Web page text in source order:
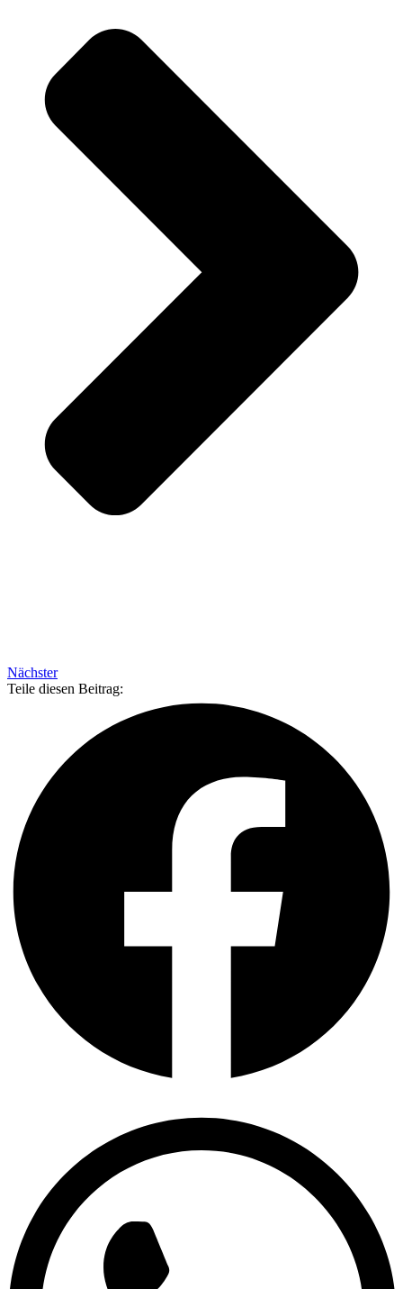
Nächster
Teile diesen Beitrag: